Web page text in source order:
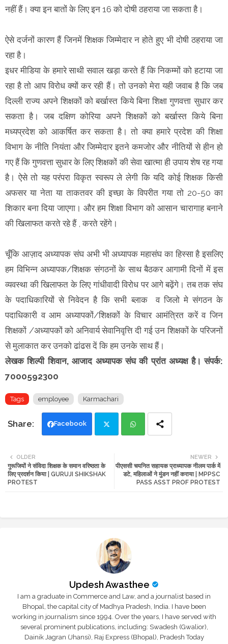
नहीं हैं। क्या इन बातों के लिए इन 16 को दोषी ठहराया जा सकता है।
ऐसे दर्जनों कारण हैं जिनमें शिक्षक जिम्मेदार न होते हुए भी दोषी ठहराया जा
रहा है।
इधर मीडिया के हमारे साथी सवाल खड़ा करते हैं कि निकम्मों को हटाया जा
रहा है तो आप विरोध क्यों कर रही हैं। तो उनको मेरा यही जवाब है कि जब
दिल्ली राज्य अपने शिक्षकों को बर्खास्त किये बिना शिक्षा गुणवत्ता सुधार कर
सकता है। जब दक्षिण कोरिया अपने शिक्षकों को बर्खास्त किये बिना
मध्यप्रदेश को आकर्षित कर सकता है। तो क्या हमारे प्रदेश की शिक्षा
विभाग के नीति नियंता और जिम्मेदार इतने कमजोर और नीतियों से हीन हो
गए हैं कि गुणवत्ता सुधार के लिए शिक्षकों की सेवा खात्मा ही उपाय शेष रह गया
है। ऐसे तो यह परंपरा विकृत स्वरूप ले लेगी कि यदि कोई शिक्षक किसी
अफसर या नेता या ताकतवर की इच्छा के विपरीत गया तो 20-50 का
शिकार बना दिया जाएगा। और हम शिक्षा विभाग को आसान चारागाह बनाने
की खिलाफत करते रहे हैं , करते रहेंगे।
चूँकि आज़ाद अध्यापक संघ अभी भी अध्यापक महासंघ का हिस्सा है इसलिए
हम विभिन्न अध्यापक/शिक्षक संगठनों के साथ बैठकर आगामी दिनों में इस
व्यवस्था की खिलाफत के लिए गांधीवादी विरोध पर आगे बढ़ेंगे। तब तक संघ
के पदाधिकारियों से निवेदन है कि सभी ब्लाक व जिलो मे संगठन के
पदाधिकारी व आम अध्यापकों/शिक्षकों के विचार आमंत्रित करें व जिन
शिक्षकों /अध्यापकों को अनिवार्य सेवानिवृत्ति दी गई उन शिक्षकों के परिजनों
से मुलाकात कर उनको ढांढस दें कि हम उनके साथ हैं।
लेखक शिल्पी शिवान, आजाद अध्यापक संघ की प्रांत अध्यक्ष है। संपर्क:
7000592300
Tags employee Karmachari
Facebook
tte ats
NEWER
पीएससी चयनित सहायक प्राध्यापक नीलम पार्क में
डटे, महिलाओं ने मुंडन नहीं कराया | MPPSC
PASS ASST PROF PROTEST
OLDER
गुरूजियों ने संविदा शिक्षक के समान वरिष्ठता के
लिए प्रदर्शन किया | GURUJI SHIKSHAK
PROTEST
Updesh Awasthee
I am a graduate in Commerce and Law, and a journalist based in
Bhopal, the capital city of Madhya Pradesh, India. I have been
working in journalism since 1994. Over the years, I have served with
several prominent publications, including: Swadesh (Gwalior),
Dainik Jagran (Jhansi), Raj Express (Bhopal), Pradesh Today